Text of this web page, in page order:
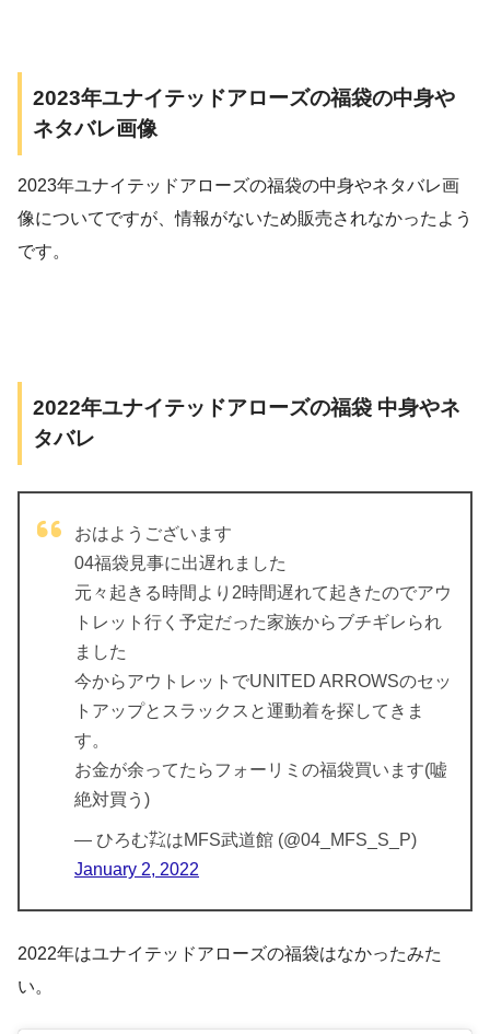
2023年ユナイテッドアローズの福袋の中身や
ネタバレ画像
2023年ユナイテッドアローズの福袋の中身やネタバレ画
像についてですが、情報がないため販売されなかったよう
です。
2022年ユナイテッドアローズの福袋 中身やネ
タバレ
おはようございます
04福袋見事に出遅れました
元々起きる時間より2時間遅れて起きたのでアウ
トレット行く予定だった家族からブチギレられ
ました
今からアウトレットでUNITED ARROWSのセッ
トアップとスラックスと運動着を探してきま
す。
お金が余ってたらフォーリミの福袋買います(嘘
絶対買う)
— ひろむ㌠はMFS武道館 (@04_MFS_S_P)
January 2, 2022
2022年はユナイテッドアローズの福袋はなかったみた
い。